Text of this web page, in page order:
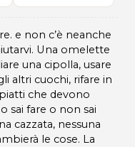
e non c’è neanche
Una omelette
una cipolla, usare
altri cuochi, rifare in
che devono
sai fare o non sai
cazzata, nessuna
le cose. La